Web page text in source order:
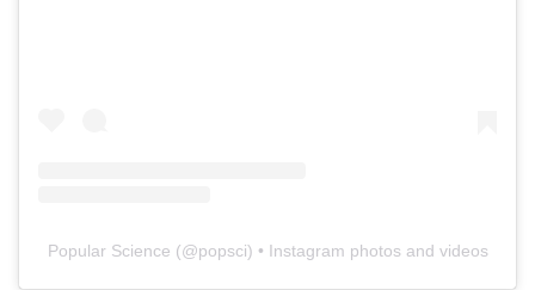
Popular Science (@popsci) • Instagram photos and videos